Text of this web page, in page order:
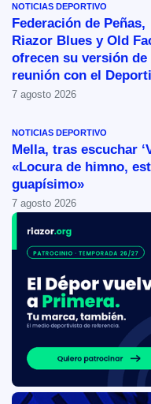
NOTICIAS DEPORTIVO
Federación de Peñas,
Riazor Blues y Old
ofrecen su versión de
reunión con el
7 agosto 2026
NOTICIAS DEPORTIVO
Mella, tras escuchar
«Locura de himno,
guapísimo»
7 agosto 2026